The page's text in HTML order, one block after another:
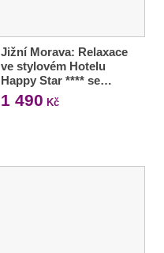
Jižní Morava: Relaxace
ve stylovém Hotelu
Happy Star **** se…
1 490 Kč